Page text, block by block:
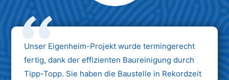
Max Mustermann
Unternehmen AG
Unser Eigenheim-Projekt wurde termingerecht
fertig, dank der effizienten Baureinigung durch
Tipp-Topp. Sie haben die Baustelle in Rekordzeit